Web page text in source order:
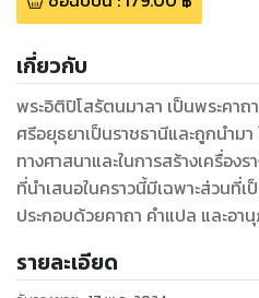
เกี่ยวกับ
พระอิติปิโสรัตนมาลา เป็นพระคา
ศรีอยุธยาเป็นราชธานีและถูกนำม
ทางศาสนาและในการสร้างเครื่อง
ที่นำเสนอในคราวนี้มีเฉพาะส่วน
ประกอบด้วยคาถา คำแปล และอา
รายละเอียด